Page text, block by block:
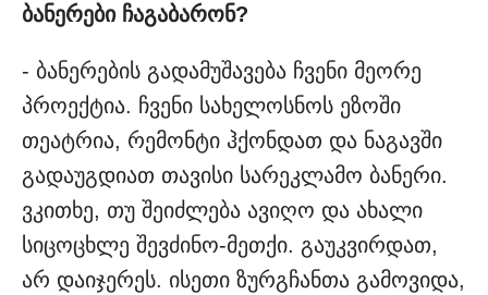
ბანერები ჩაგაბარონ?
- ბანერების გადამუშავება ჩვენი მეორე
პროექტია. ჩვენი სახელოსნოს ეზოში
თეატრია, რემონტი ჰქონდათ და ნაგავში
გადაუგდიათ თავისი სარეკლამო ბანერი.
ვკითხე, თუ შეიძლება ავიღო და ახალი
სიცოცხლე შევძინო-მეთქი. გაუკვირდათ,
არ დაიჯერეს. ისეთი ზურგჩანთა გამოვიდა,